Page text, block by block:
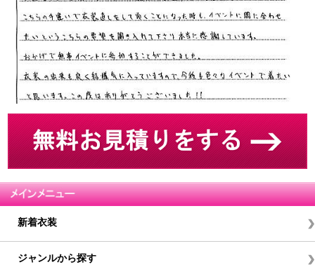
新着衣装
ジャンルから探す